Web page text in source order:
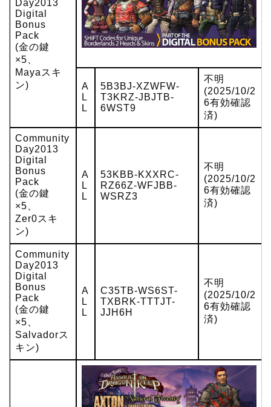
Day2013
Digital
Bonus
Pack
(金の鍵
×5、
Mayaスキ
ン)
A
L
L
5B3BJ-XZWFW-
T3KRZ-JBJTB-
6WST9
不明
(2025/10/2
6有効確認
済)
Community
Day2013
Digital
Bonus
Pack
(金の鍵
×5、
Zer0スキ
ン)
A
L
L
53KBB-KXXRC-
RZ66Z-WFJBB-
WSRZ3
不明
(2025/10/2
6有効確認
済)
Community
Day2013
Digital
Bonus
Pack
(金の鍵
×5、
Salvadorス
キン)
A
L
L
C35TB-WS6ST-
TXBRK-TTTJT-
JJH6H
不明
(2025/10/2
6有効確認
済)